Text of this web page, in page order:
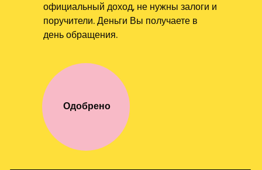
Одобрено
официальный доход, не нужны залоги и
поручители. Деньги Вы получаете в
день обращения.